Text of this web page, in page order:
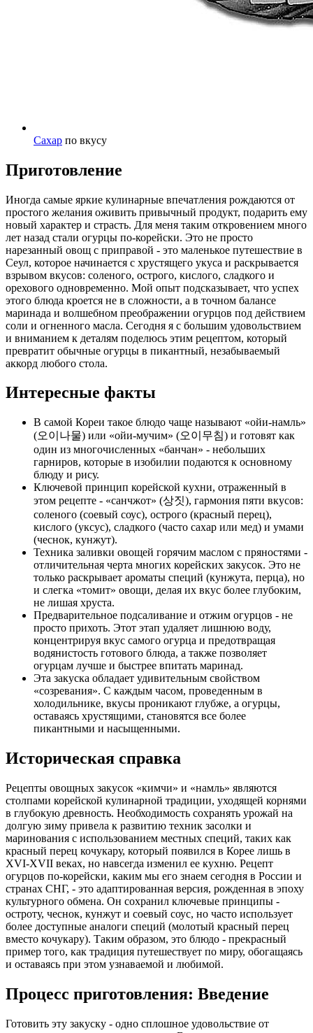
Сахар по вкусу
Приготовление
Иногда самые яркие кулинарные впечатления рождаются от
простого желания оживить привычный продукт, подарить ему
новый характер и страсть. Для меня таким откровением много
лет назад стали огурцы по-корейски. Это не просто
нарезанный овощ с приправой - это маленькое путешествие в
Сеул, которое начинается с хрустящего укуса и раскрывается
взрывом вкусов: соленого, острого, кислого, сладкого и
орехового одновременно. Мой опыт подсказывает, что успех
этого блюда кроется не в сложности, а в точном балансе
маринада и волшебном преображении огурцов под действием
соли и огненного масла. Сегодня я с большим удовольствием
и вниманием к деталям поделюсь этим рецептом, который
превратит обычные огурцы в пикантный, незабываемый
аккорд любого стола.
Интересные факты
В самой Кореи такое блюдо чаще называют «ойи-намль»
(오이나물) или «ойи-мучим» (오이무침) и готовят как
один из многочисленных «банчан» - небольших
гарниров, которые в изобилии подаются к основному
блюду и рису.
Ключевой принцип корейской кухни, отраженный в
этом рецепте - «санчжот» (상짓), гармония пяти вкусов:
соленого (соевый соус), острого (красный перец),
кислого (уксус), сладкого (часто сахар или мед) и умами
(чеснок, кунжут).
Техника заливки овощей горячим маслом с пряностями -
отличительная черта многих корейских закусок. Это не
только раскрывает ароматы специй (кунжута, перца), но
и слегка «томит» овощи, делая их вкус более глубоким,
не лишая хруста.
Предварительное подсаливание и отжим огурцов - не
просто прихоть. Этот этап удаляет лишнюю воду,
концентрируя вкус самого огурца и предотвращая
водянистость готового блюда, а также позволяет
огурцам лучше и быстрее впитать маринад.
Эта закуска обладает удивительным свойством
«созревания». С каждым часом, проведенным в
холодильнике, вкусы проникают глубже, а огурцы,
оставаясь хрустящими, становятся все более
пикантными и насыщенными.
Историческая справка
Рецепты овощных закусок «кимчи» и «намль» являются
столпами корейской кулинарной традиции, уходящей корнями
в глубокую древность. Необходимость сохранять урожай на
долгую зиму привела к развитию техник засолки и
маринования с использованием местных специй, таких как
красный перец кочукару, который появился в Корее лишь в
XVI-XVII веках, но навсегда изменил ее кухню. Рецепт
огурцов по-корейски, каким мы его знаем сегодня в России и
странах СНГ, - это адаптированная версия, рожденная в эпоху
культурного обмена. Он сохранил ключевые принципы -
остроту, чеснок, кунжут и соевый соус, но часто использует
более доступные аналоги специй (молотый красный перец
вместо кочукару). Таким образом, это блюдо - прекрасный
пример того, как традиция путешествует по миру, обогащаясь
и оставаясь при этом узнаваемой и любимой.
Процесс приготовления: Введение
Готовить эту закуску - одно сплошное удовольствие от